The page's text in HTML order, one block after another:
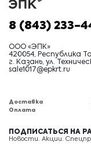
8 (843) 233-
ООО «ЭПК»
420054, Республика
г. Казань, ул.
sale1017@epkrt.ru
Доставка
Оплата
ПОДПИСАТЬСЯ НА
Новости. Акции.